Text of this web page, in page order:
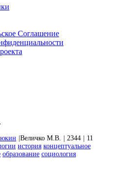
Соглашение
Величко М.В. 2344
11
история концептуальное
образование социология